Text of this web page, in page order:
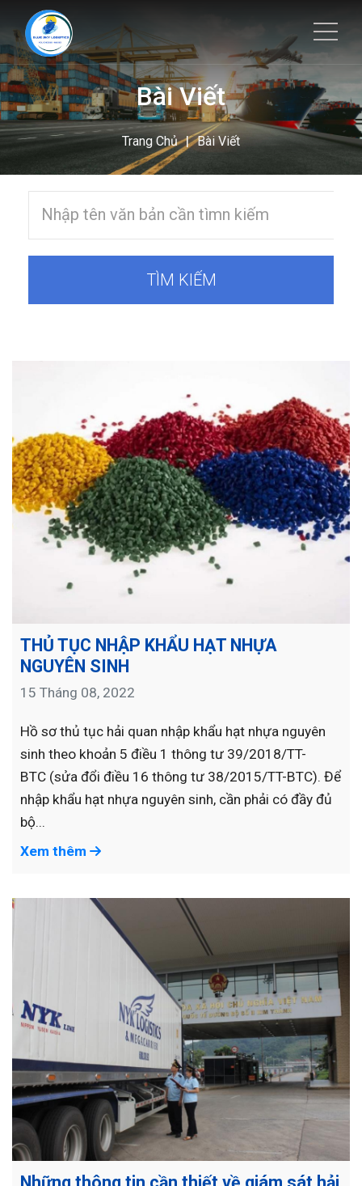
Bài Viết
Trang Chủ | Bài Viết
TÌM KIẾM
THỦ TỤC NHẬP KHẨU HẠT NHỰA
NGUYÊN SINH
15 Tháng 08, 2022
Hồ sơ thủ tục hải quan nhập khẩu hạt nhựa nguyên
sinh theo khoản 5 điều 1 thông tư 39/2018/TT-
BTC (sửa đổi điều 16 thông tư 38/2015/TT-BTC). Để
nhập khẩu hạt nhựa nguyên sinh, cần phải có đầy đủ
bộ...
Xem thêm